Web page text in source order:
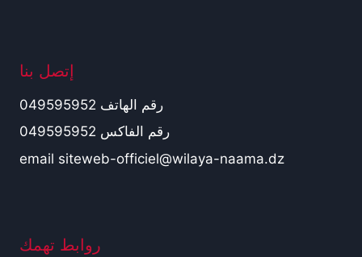
إتصل بنا
رقم الهاتف 049595952
رقم الفاكس 049595952
email siteweb-officiel@wilaya-naama.dz
روابط تهمك